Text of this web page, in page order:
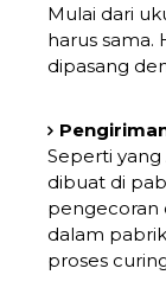
Mulai dari
harus
dipasang
Seperti
dibuat di
pengecoran
dalam
proses